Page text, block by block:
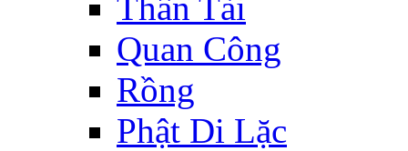
Quan Công
Rồng
Phật Di Lặc